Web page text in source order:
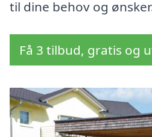
til dine behov og
Få 3 tilbud, gratis og